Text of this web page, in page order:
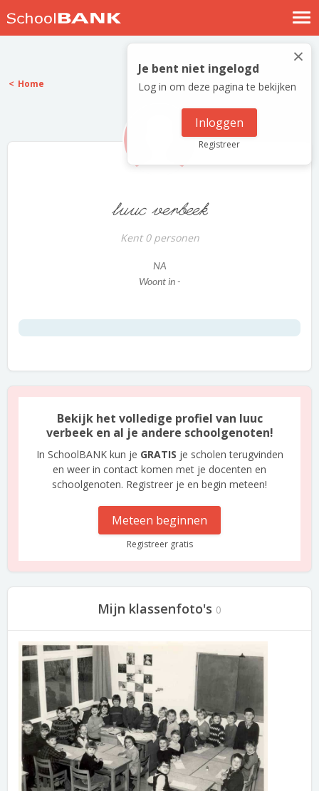
Nostalgische verhalen
Log in
Meld je gratis aan
×
Je bent niet ingelogd
Log in om deze pagina te bekijken
Inloggen
Registreer
Home
luuc verbeek
Kent 0 personen
NA
Woont in -
Bekijk het volledige profiel van luuc
verbeek en al je andere schoolgenoten!
In SchoolBANK kun je GRATIS je scholen terugvinden
en weer in contact komen met je docenten en
schoolgenoten. Registreer je en begin meteen!
Meteen beginnen
Registreer gratis
Mijn klassenfoto's 0